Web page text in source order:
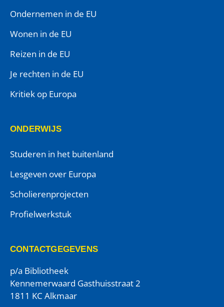
Ondernemen in de EU
Wonen in de EU
Reizen in de EU
Je rechten in de EU
Kritiek op Europa
ONDERWIJS
Studeren in het buitenland
Lesgeven over Europa
Scholierenprojecten
Profielwerkstuk
CONTACTGEGEVENS
p/a Bibliotheek
Kennemerwaard Gasthuisstraat 2
1811 KC Alkmaar